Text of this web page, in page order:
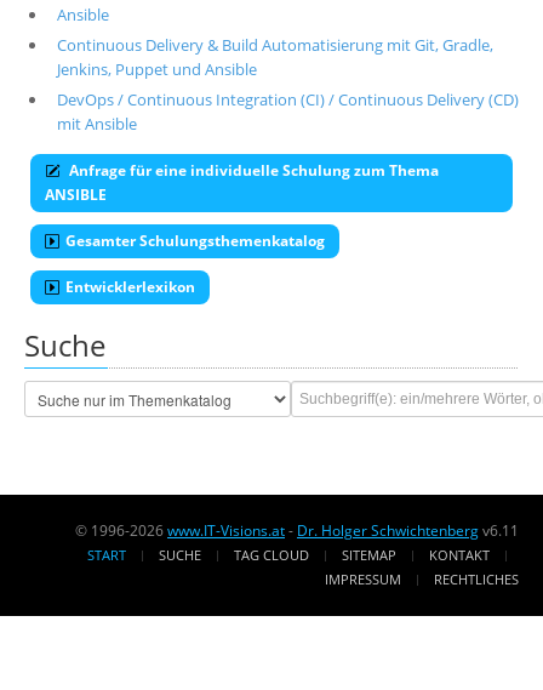
Ansible
Continuous Delivery & Build Automatisierung mit Git, Gradle,
Jenkins, Puppet und Ansible
DevOps / Continuous Integration (CI) / Continuous Delivery (CD)
mit Ansible
Anfrage für eine individuelle Schulung zum Thema
ANSIBLE
Gesamter Schulungsthemenkatalog
Entwicklerlexikon
Suche
© 1996-2026www.IT-Visions.at- Dr. Holger Schwichtenbergv6.11
START SUCHE TAG CLOUD SITEMAP
KONTAKT
IMPRESSUM
RECHTLICHES